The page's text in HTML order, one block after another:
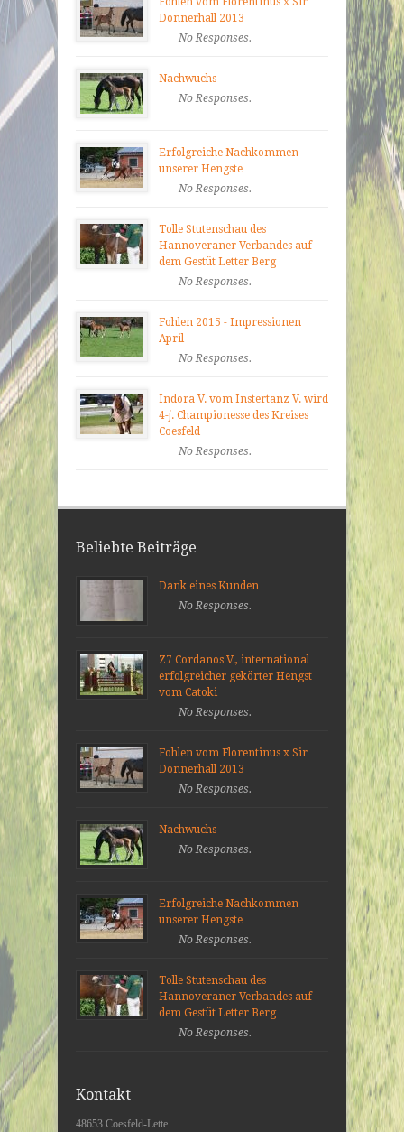
Donnerhall 2013
No Responses.
Nachwuchs
No Responses.
Erfolgreiche Nachkommen
unserer Hengste
No Responses.
Tolle Stutenschau des
Hannoveraner Verbandes auf
dem Gestüt Letter Berg
No Responses.
Fohlen 2015 - Impressionen
April
No Responses.
Indora V. vom Instertanz V. wird
4-j. Championesse des Kreises
Coesfeld
No Responses.
Beliebte Beiträge
Dank eines Kunden
No Responses.
Z7 Cordanos V., international
erfolgreicher gekörter Hengst
vom Catoki
No Responses.
Fohlen vom Florentinus x Sir
Donnerhall 2013
No Responses.
Nachwuchs
No Responses.
Erfolgreiche Nachkommen
unserer Hengste
No Responses.
Tolle Stutenschau des
Hannoveraner Verbandes auf
dem Gestüt Letter Berg
No Responses.
Kontakt
48653 Coesfeld-Lette